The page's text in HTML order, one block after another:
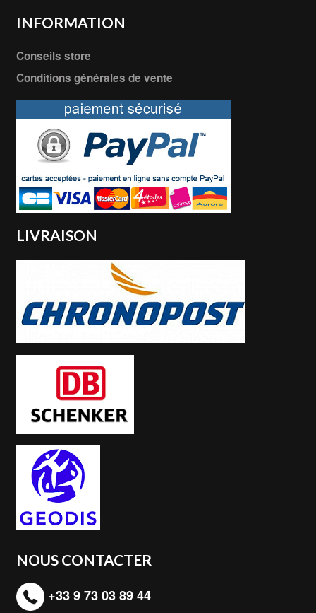
INFORMATION
Conseils store
Conditions générales de vente
LIVRAISON
NOUS CONTACTER
+33 9 73 03 89 44